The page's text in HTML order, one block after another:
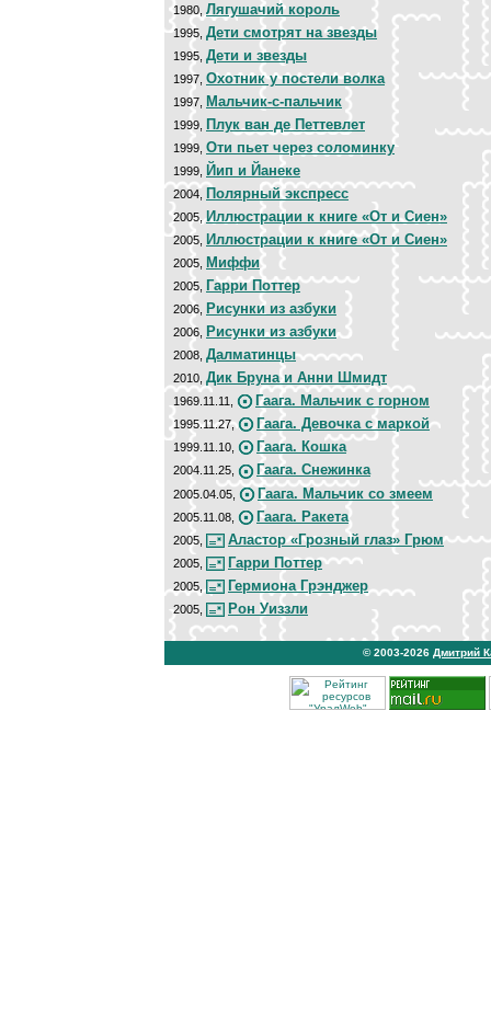
1980, Лягушачий король
1995, Дети смотрят на звезды
1995, Дети и звезды
1997, Охотник у постели волка
1997, Мальчик-с-пальчик
1999, Плук ван де Петтевлет
1999, Оти пьет через соломинку
1999, Йип и Йанеке
2004, Полярный экспресс
2005,Иллюстрации к книге «От и Сиен»
2005, Иллюстрации к книге «От и Сиен»
2005, Миффи
2005, Гарри Поттер
2006, Рисунки из азбуки
2006, Рисунки из азбуки
2008, Далматинцы
2010, Дик Бруна и Анни Шмидт
1969.11.11, Гаага. Мальчик с горном
1995.11.27, Гаага. Девочка с маркой
1999.11.10, Гаага. Кошка
2004.11.25, Гаага. Снежинка
2005.04.05, Гаага. Мальчик со змеем
2005.11.08, Гаага. Ракета
2005, Аластор «Грозный глаз» Грюм
2005, Гарри Поттер
2005, Гермиона Грэнджер
2005, Рон Уиззли
© 2003-2026 Дмитрий